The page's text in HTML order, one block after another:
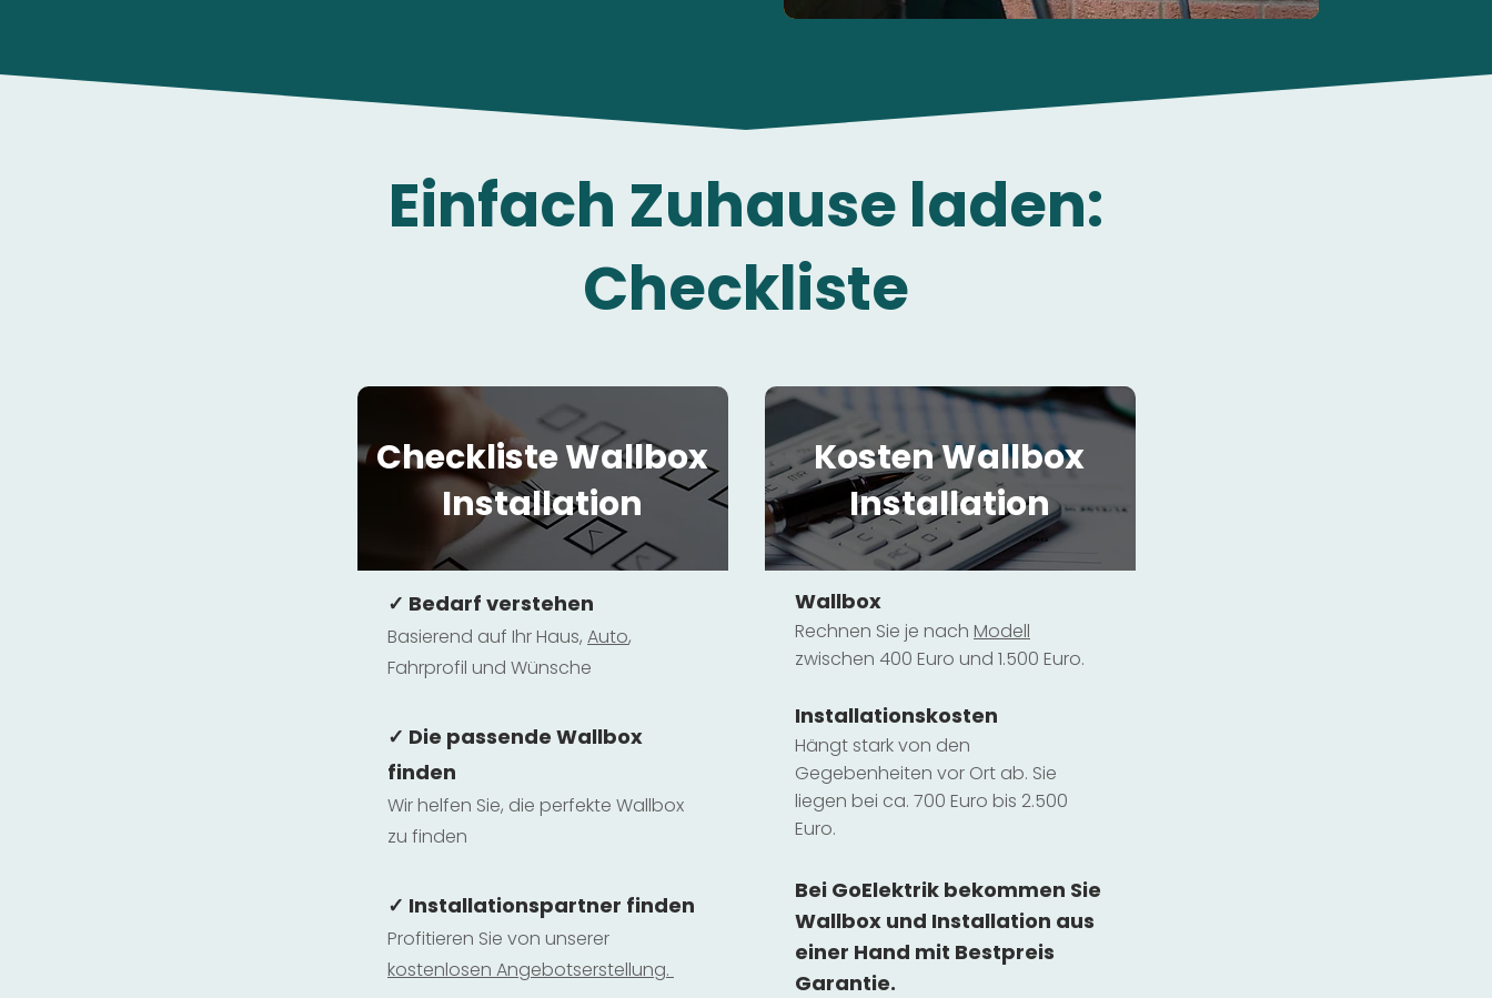
Einfach Zuhause laden:
Checkliste
Checkliste Wallbox
Installation
✓ Bedarf verstehen
Basierend auf Ihr Haus, Auto,
Fahrprofil und Wünsche
✓ Die passende Wallbox
finden
Wir helfen Sie, die perfekte Wallbox
zu finden
✓ Installationspartner finden
Profitieren Sie von unserer
kostenlosen Angebotserstellung.
Kosten Wallbox
Installation
Wallbox
Rechnen Sie je nach Modell
zwischen 400 Euro und 1.500 Euro.
Installationskosten
Hängt stark von den
Gegebenheiten vor Ort ab. Sie
liegen bei ca. 700 Euro bis 2.500
Euro.
Bei GoElektrik bekommen Sie
Wallbox und Installation aus
einer Hand mit Bestpreis
Garantie.